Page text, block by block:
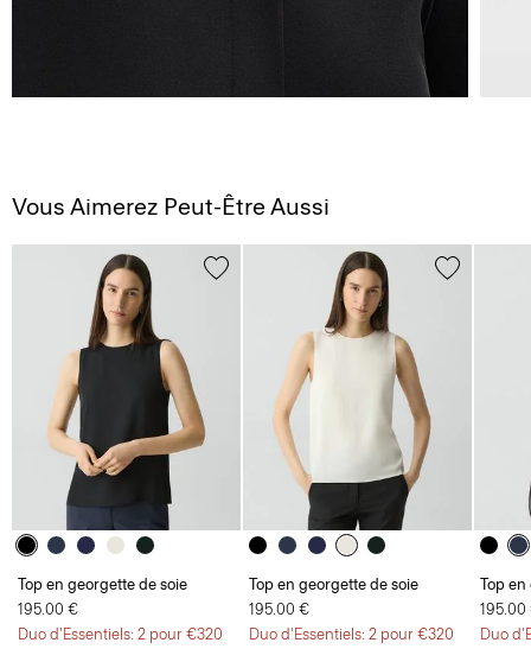
Vous Aimerez Peut-Être Aussi
Top en georgette de soie
195.00 €
Duo d'Essentiels: 2 pour €320
Top en georgette de soie
195.00 €
Duo d'Essentiels: 2 pour €320
Top
195.00
Duo